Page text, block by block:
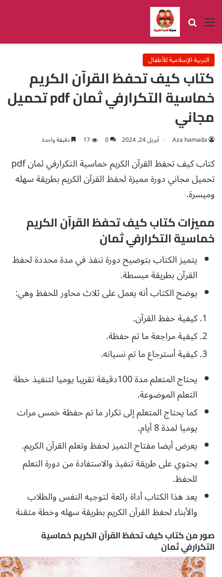
القائمة بحث عن
التربية الإسلامية للأطفال
كتاب كيف تحفظ القرآن الكريم
خماسية التكرارفي ثمان pdf تحميل
مجاني
Aza hamada أبريل 24, 2024 0
17 دقيقة واحدة
كتاب كيف تحفظ القرآن الكريم خماسية التكرارفي ثمان pdf
تحميل مجاني دورة مميزة لحفظ القرآن الكريم بطريقة سهله
وميسرة.
مميزات كتاب كيف تحفظ القرآن الكريم
خماسية التكرارفي ثمان
يتميز الكتاب بتوضيح دورة تنفذ في مدة محددة لحفظ
القرآن بطريقة مبسطة.
يوضح الكتاب أنه يعمل على ثلاث محاور للحفظ وهي:
كيفية حفظ القرآن.
كيفية مراجعة ما تم حفظة.
كيفية أسترجاع ما تم نسيانه.
يحتاج المتعلم مدة 100دقيقة تقريبا يوميا لتنفيذ خطة
التعلم الموضوعة.
كما يحتاج المتعلم إلى تكرار ما تم حفظة خمس مرات
يوميا لمدة 8 أيام.
يعرض أيضا مفتاح التميز لحفظ وتعلم القرآن الكريم.
يحتوي على طريقة تنفيذ والاستفادة من دورة التعلم
للحفظ.
يعد هذا الكتاب أداة رائعة لتوجيه النفس والطلاب
والأبناء لحفظ القرآن الكريم بطريقة سهله وخطة متقنة
صور من كتاب كيف تحفظ القرآن الكريم خماسية
التكرارفي ثمان